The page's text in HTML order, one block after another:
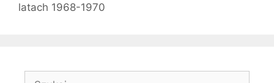
latach 1968-1970